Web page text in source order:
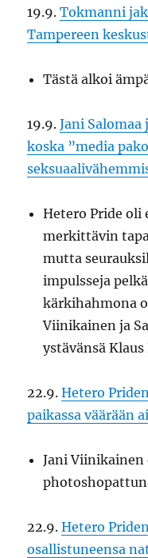
19.9.Tokmanni
Tampereen
Tästä alkoi
19.9.Jani
koska ”media
Hetero Pride oli
merkittävin
mutta
impulsseja
kärkihahmona
Viinikainen ja
ystävänsä
22.9.Hetero
paikassa väärään
Jani
22.9.Hetero
osallistuneensa